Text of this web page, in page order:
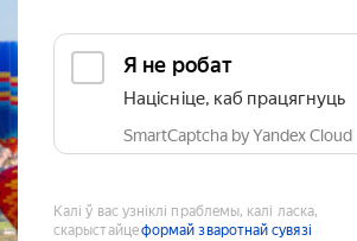
Я не робат
Націсніце, каб працягнуць
SmartCaptcha by Yandex Cloud
Калі ў вас узніклі праблемы, калі ласка,
скарыстайцеформай зваротнай сувязі